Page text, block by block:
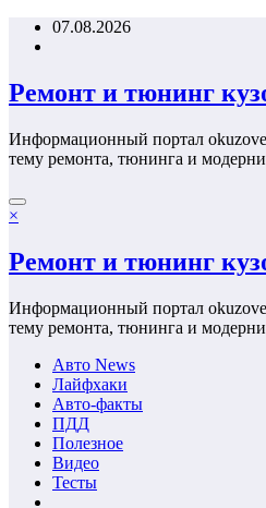
Перейти07.08.2026
Ремонт и тюнинг
Информационный портал
тему ремонта, тюнинга и
×
Ремонт и тюнинг
Информационный портал
тему ремонта, тюнинга и
Авто News
Лайфхаки
Авто-факты
ПДД
Полезное
Видео
Тесты